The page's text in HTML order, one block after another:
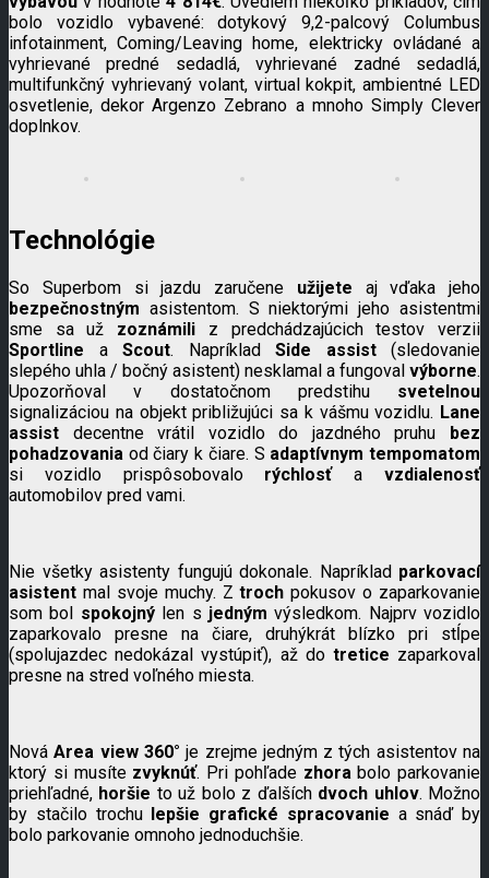
bolo vozidlo vybavené: dotykový 9,2-palcový Columbus
infotainment, Coming/Leaving home, elektricky ovládané a
vyhrievané predné sedadlá, vyhrievané zadné sedadlá,
multifunkčný vyhrievaný volant, virtual kokpit, ambientné LED
osvetlenie, dekor Argenzo Zebrano a mnoho Simply Clever
doplnkov.
Technológie
So Superbom si jazdu zaručene užijete aj vďaka jeho
bezpečnostným asistentom. S niektorými jeho asistentmi
sme sa už zoznámili z predchádzajúcich testov verzii
Sportline a Scout. Napríklad Side assist(sledovanie
slepého uhla / bočný asistent) nesklamal a fungoval výborne.
Upozorňoval v dostatočnom predstihu svetelnou
signalizáciou na objekt približujúci sa k vášmu vozidlu. Lane
assist decentne vrátil vozidlo do jazdného pruhu
bez
pohadzovania od čiary k čiare. S adaptívnym tempomatom
si vozidlo prispôsobovalo rýchlosťavzdialenosť
automobilov pred vami.
Nie všetky asistenty fungujú dokonale. Napríklad parkovací
asistent mal svoje muchy. Ztroch pokusov o zaparkovanie
som bol spokojnýlen s jedným výsledkom. Najprv vozidlo
zaparkovalo presne na čiare, druhýkrát blízko pri stĺpe
(spolujazdec nedokázal vystúpiť), až do tretice zaparkoval
presne na stred voľného miesta.
NováArea view 360° je zrejme jedným z tých asistentov na
ktorý si musíte zvyknúť. Pri pohľade zhorabolo parkovanie
priehľadné, horšie to už bolo z ďalšíchdvoch uhlov. Možno
by stačilo trochu
lepšie grafické spracovanie a snáď by
bolo parkovanie omnoho jednoduchšie.